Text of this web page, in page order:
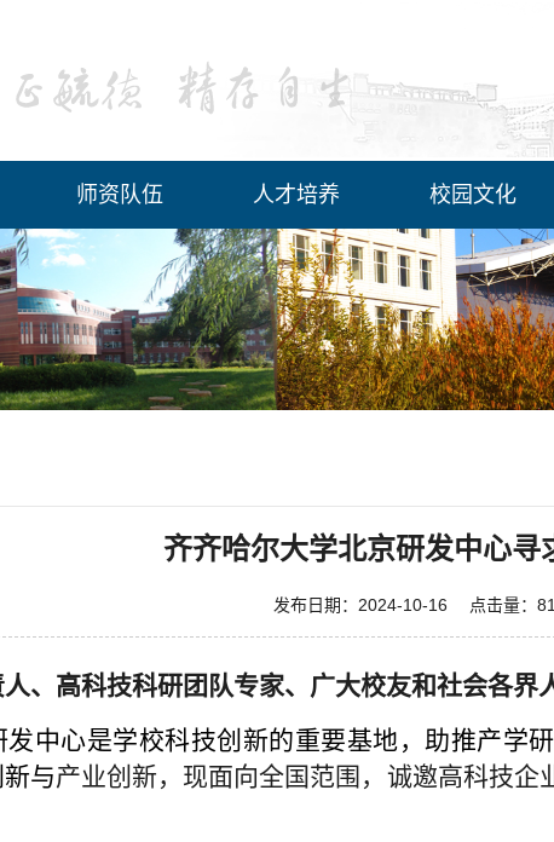
师资队伍 人才培养 校园文化
齐齐哈尔大学北京研发中心寻
发布日期：2024-10-16 点击量：
人、 高科技科研团队专家、 广大校友和社会各界
发中心是学校科技创新的重要基地，助推产学
与产业创新，现面向全国范围，诚邀高科技企